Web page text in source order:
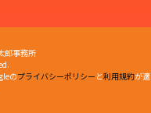
郎事務所
のプライバシーポリシー と利用規約が適